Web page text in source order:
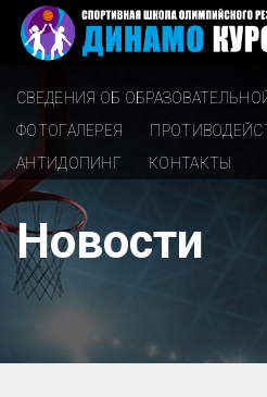
СВЕДЕНИЯ ОБ
ФОТОГАЛЕРЕЯ
АНТИДОПИНГ
КОНТАКТЫ
Новости